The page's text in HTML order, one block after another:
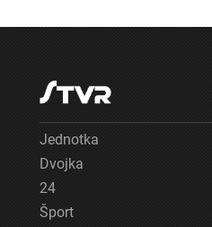
Jednotka
Dvojka
24
Šport